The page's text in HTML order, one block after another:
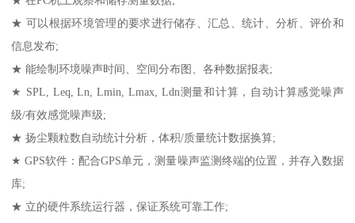
★ 可以根据环境管理的要求进行储存、汇总、统计、分析、评价和
信息发布;
★ 能绘制环境噪声时间、空间分布图、各种数据报表;
★ SPL, Leq, Ln, Lmin, Lmax, Ldn测量和计算，自动计算感觉噪声
级/有效感觉噪声级;
★ 扬尘颗粒数自动统计分析，体积/质量统计数据换算;
★ GPS软件：配合GPS单元，测量噪声监测终端的位置，并存入数据
库;
★ 立的硬件系统运行器，保证系统可靠工作;